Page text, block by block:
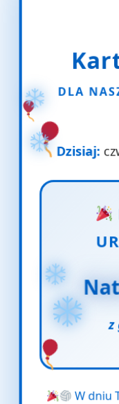
DLA
Dzisiaj:
z
W dniu